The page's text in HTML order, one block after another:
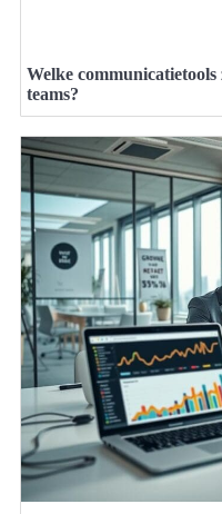
Welke
teams?